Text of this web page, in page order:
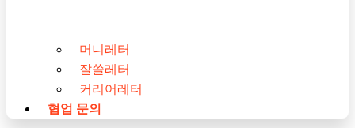
머니레터
잘쓸레터
커리어레터
협업 문의